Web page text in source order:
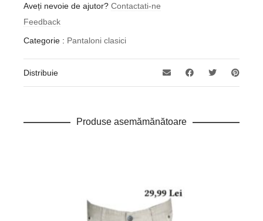
Aveți nevoie de ajutor? Contactati-ne
Feedback
Categorie : Pantaloni clasici
Distribuie
Produse asemămănătoare